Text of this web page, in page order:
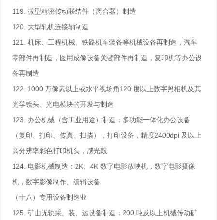
119. 微型精密传动联结件（离合器）制造
120. 大型轧机连接轴制造
121. 机床、工程机械、铁路机车装备等机械设备再制造，汽车
零部件再制造，医用成像设备关键部件再制造，复印机等办公设
备再制造
122. 1000 万像素以上或水平视场角120 度以上数字照相机及其
光学镜头、光电模块的开发与制造
123. 办公机械（含工业用途）制造：多功能一体化办公设备
（复印、打印、传真、扫描），打印设备，精度2400dpi 及以上
高分辨率彩色打印机头，感光鼓
124. 电影机械制造：2K、4K 数字电影放映机，数字电影摄像
机，数字影像制作、编辑设备
（十八）专用设备制造业
125. 矿山无轨采、装、运设备制造：200 吨及以上机械传动矿